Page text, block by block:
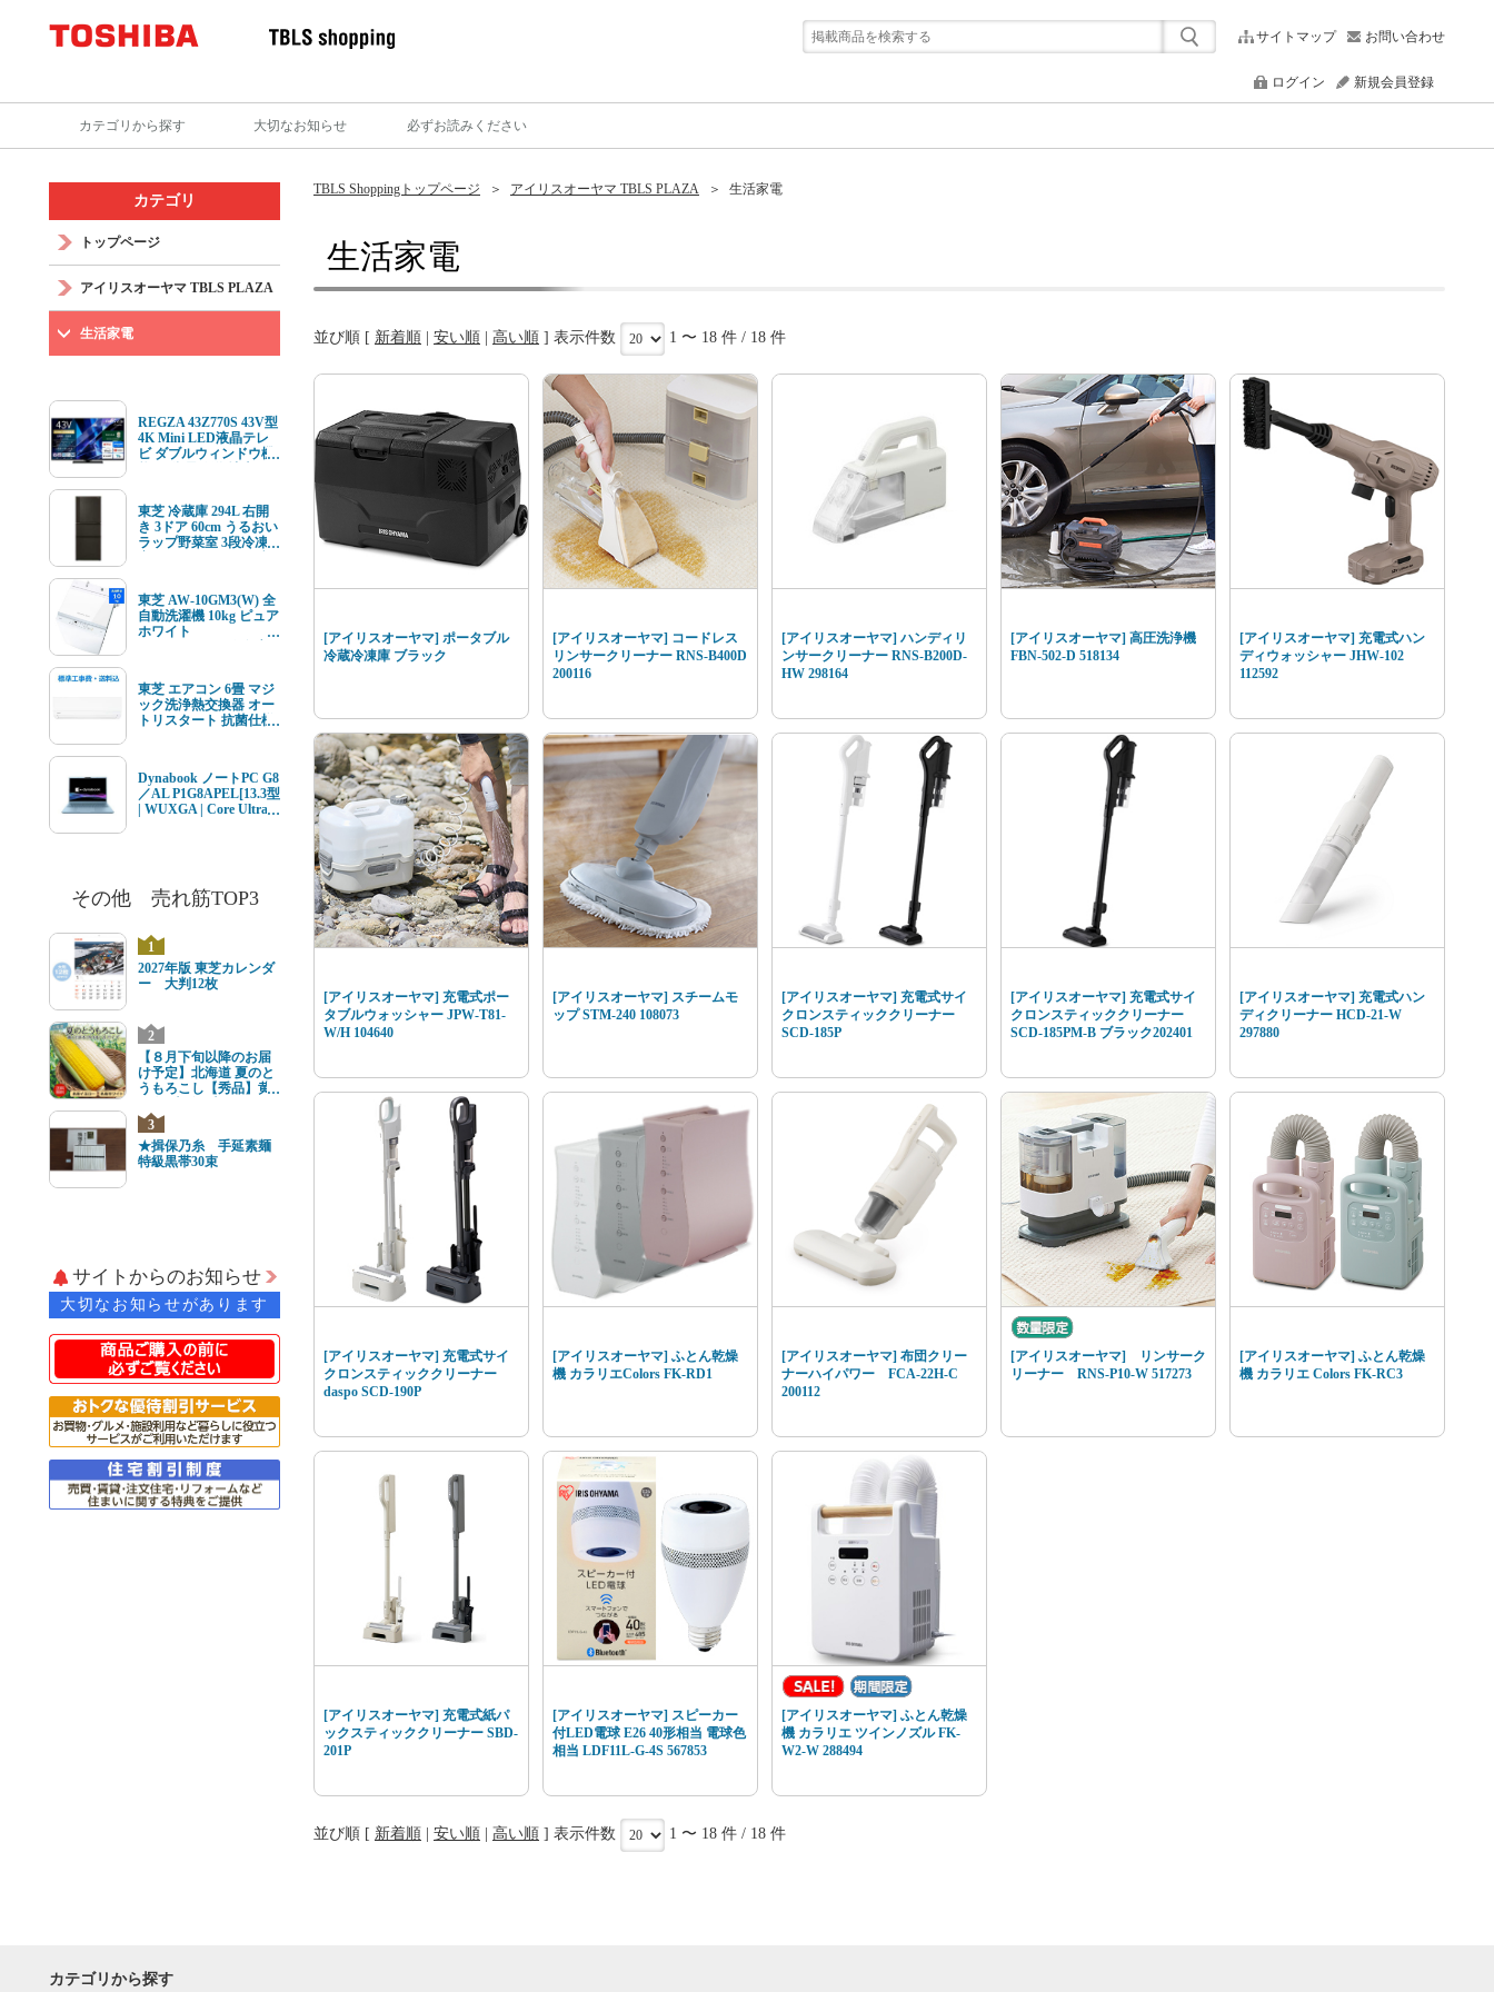
サイトマップ お問い合わせ
ログイン 新規会員登録
カテゴリから探す 大切なお知らせ 必ずお読みください
TBLS Shoppingトップページ アイリスオーヤマ TBLS PLAZA 生活家電
生活家電
並び順 [ 新着順 安い順 高い順 ] 表示件数 1 〜 18 件 / 18 件
[アイリスオーヤマ] ポータブル
冷蔵冷凍庫 ブラック
[アイリスオーヤマ] コードレス
リンサークリーナー RNS-B400D
200116
[アイリスオーヤマ] ハンディリ
ンサークリーナー RNS-B200D-
HW 298164
[アイリスオーヤマ] 高圧洗浄機
FBN-502-D 518134
[アイリスオーヤマ] 充電式ハン
ディウォッシャー JHW-102
112592
[アイリスオーヤマ] 充電式ポー
タブルウォッシャー JPW-T81-
W/H 104640
[アイリスオーヤマ] スチームモ
ップ STM-240 108073
[アイリスオーヤマ] 充電式サイ
クロンスティッククリーナー
SCD-185P
[アイリスオーヤマ] 充電式サイ
クロンスティッククリーナー
SCD-185PM-B ブラック202401
[アイリスオーヤマ] 充電式ハン
ディクリーナー HCD-21-W
297880
[アイリスオーヤマ] 充電式サイ
クロンスティッククリーナー
daspo SCD-190P
[アイリスオーヤマ] ふとん乾燥
機 カラリエColors FK-RD1
[アイリスオーヤマ] 布団クリー
ナーハイパワー FCA-22H-C
200112
[アイリスオーヤマ] リンサーク
リーナー RNS-P10-W 517273
[アイリスオーヤマ] ふとん乾燥
機 カラリエ Colors FK-RC3
[アイリスオーヤマ] 充電式紙パ
ックスティッククリーナー SBD-
201P
[アイリスオーヤマ] スピーカー
付LED電球 E26 40形相当 電球色
相当 LDF11L-G-4S 567853
[アイリスオーヤマ] ふとん乾燥
機 カラリエ ツインノズル FK-
W2-W 288494
並び順 [ 新着順 安い順 高い順 ] 表示件数 1 〜 18 件 / 18 件
カテゴリ
トップページ
アイリスオーヤマ TBLS PLAZA
生活家電
REGZA 43Z770S 43V型
4K Mini LED液晶テレ
ビ ダブルウィンドウ機
ルチューナー内蔵
東芝 冷蔵庫 294L 右開
き 3ドア 60cm うるおい
ラップ野菜室 3段冷凍
東芝 AW-10GM3(W) 全
自動洗濯機 10kg ピュア
ホワイト
東芝 エアコン 6畳 マジ
ック洗浄熱交換器 オー
トリスタート 抗菌仕様
ル 標準工事費込 単相
100V 15Aタイプ
Dynabook ノートPC G8
／AL P1G8APEL[13.3型
| WUXGA | Core Ultra 7
その他 売れ筋TOP3
1
2027年版 東芝カレンダ
ー 大判12枚
2
【８月下旬以降のお届
け予定】北海道 夏のと
うもろこし【秀品】黄
ズ3
★揖保乃糸 手延素麺
特級黒帯30束
サイトからのお知らせ
大切なお知らせがあります
カテゴリから探す